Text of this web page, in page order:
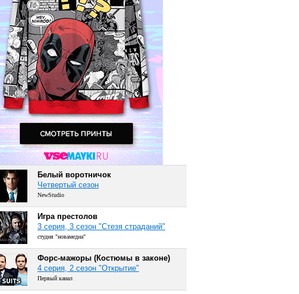
Белый воротничок
Четвертый сезон
NewStudio
Игра престолов
3 серия, 3 сезон "Стезя страданий"
студия "новамедиа"
Форс-мажоры (Костюмы в законе)
4 серия, 2 сезон "Открытие"
Первый канал